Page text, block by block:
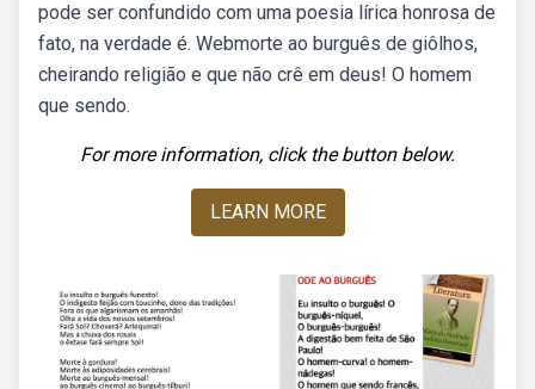
pode ser confundido com uma poesia lírica honrosa de
fato, na verdade é. Webmorte ao burguês de giôlhos,
cheirando religião e que não crê em deus! O homem
que sendo.
For more information, click the button below.
LEARN MORE